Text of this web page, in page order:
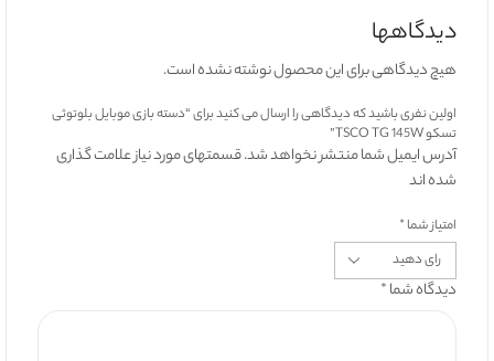
دیدگاهها
هیچ دیدگاهی برای این محصول نوشته نشده است.
اولین نفری باشید که دیدگاهی را ارسال می کنید برای “دسته بازی موبایل بلوتوثی
تسکو TSCO TG 145W”
آدرس ایمیل شما منتشر نخواهد شد. قسمتهای مورد نیاز علامت گذاری
شده اند
امتیاز شما *
دیدگاه شما*